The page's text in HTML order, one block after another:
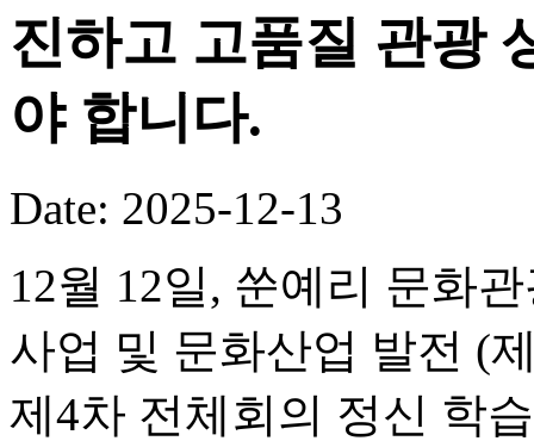
진하고 고품질 관광
야 합니다.
Date: 2025-12-13
12월 12일, 쑨예리 문화
사업 및 문화산업 발전 (
제4차 전체회의 정신 학